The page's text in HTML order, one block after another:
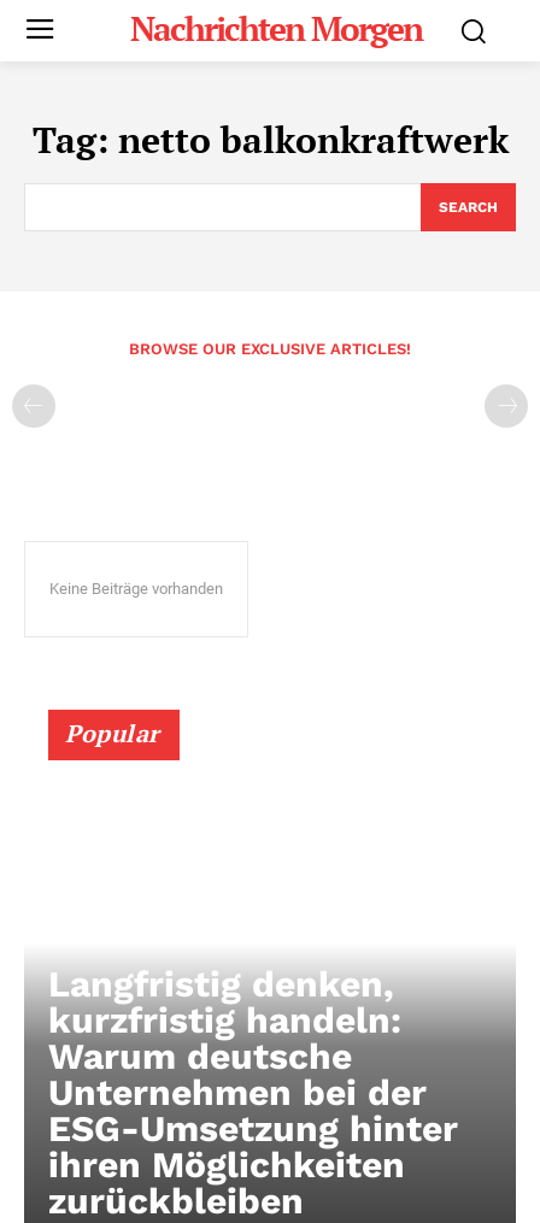
Nachrichten Morgen
Tag: netto balkonkraftwerk
SEARCH
BROWSE OUR EXCLUSIVE ARTICLES!
Keine Beiträge vorhanden
Popular
Langfristig denken,
kurzfristig handeln:
Warum deutsche
Unternehmen bei der
ESG-Umsetzung hinter
ihren Möglichkeiten
zurückbleiben